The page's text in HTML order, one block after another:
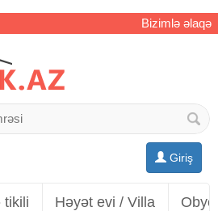
Bizimlə əlaqə
Giriş
tikili Həyət evi / Villa